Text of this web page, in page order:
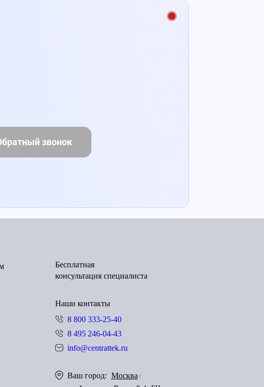
звонок
Бесплатная
консультация специалиста
Наши контакты
8 800 333-25-40
8 495 246-04-43
info@centrattek.ru
Ваш город: Москва